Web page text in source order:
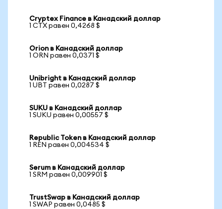
Cryptex Finance в Канадский доллар
1 CTX равен 0,4268 $
Orion в Канадский доллар
1 ORN равен 0,0371 $
Unibright в Канадский доллар
1 UBT равен 0,0287 $
SUKU в Канадский доллар
1 SUKU равен 0,00557 $
Republic Token в Канадский доллар
1 REN равен 0,004534 $
Serum в Канадский доллар
1 SRM равен 0,009901 $
TrustSwap в Канадский доллар
1 SWAP равен 0,0485 $